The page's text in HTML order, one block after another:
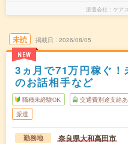
派遣会社 ケア
未読
NEW
掲載日 2026/08/05
3ヵ月で71万円稼ぐ
のお話相手など
職種未経験OK 交通費別途支給あ
派遣
勤務地 奈良県大和高田市